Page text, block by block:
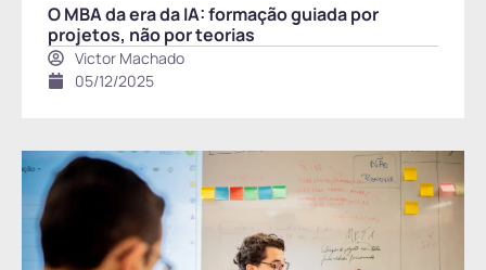
O MBA da era da IA: formação guiada por
projetos, não por teorias
Victor Machado
05/12/2025